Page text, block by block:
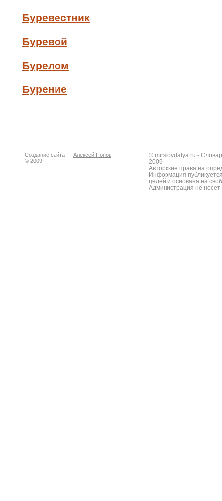
Буревестник
Буревой
Бурелом
Бурение
Создание сайта — Алексей Попов
© 2009
© mirslovdalya.ru -
2009
Авторские права на
Информация
целей и основана на
Администрация не несет